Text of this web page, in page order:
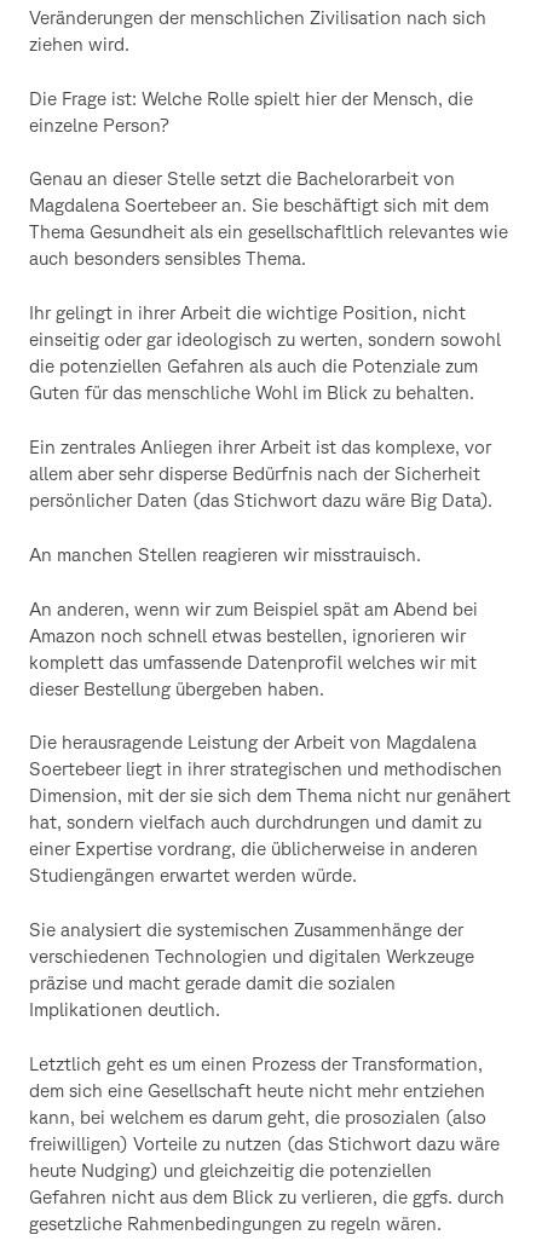
Veränderungen der menschlichen Zivilisation nach sich
ziehen wird.
Die Frage ist: Welche Rolle spielt hier der Mensch, die
einzelne Person?
Genau an dieser Stelle setzt die Bachelorarbeit von
Magdalena Soertebeer an. Sie beschäftigt sich mit dem
Thema Gesundheit als ein gesellschafltlich relevantes wie
auch besonders sensibles Thema.
Ihr gelingt in ihrer Arbeit die wichtige Position, nicht
einseitig oder gar ideologisch zu werten, sondern sowohl
die potenziellen Gefahren als auch die Potenziale zum
Guten für das menschliche Wohl im Blick zu behalten.
Ein zentrales Anliegen ihrer Arbeit ist das komplexe, vor
allem aber sehr disperse Bedürfnis nach der Sicherheit
persönlicher Daten (das Stichwort dazu wäre Big Data).
An manchen Stellen reagieren wir misstrauisch.
An anderen, wenn wir zum Beispiel spät am Abend bei
Amazon noch schnell etwas bestellen, ignorieren wir
komplett das umfassende Datenprofil welches wir mit
dieser Bestellung übergeben haben.
Die herausragende Leistung der Arbeit von Magdalena
Soertebeer liegt in ihrer strategischen und methodischen
Dimension, mit der sie sich dem Thema nicht nur genähert
hat, sondern vielfach auch durchdrungen und damit zu
einer Expertise vordrang, die üblicherweise in anderen
Studiengängen erwartet werden würde.
Sie analysiert die systemischen Zusammenhänge der
verschiedenen Technologien und digitalen Werkzeuge
präzise und macht gerade damit die sozialen
Implikationen deutlich.
Letztlich geht es um einen Prozess der Transformation,
dem sich eine Gesellschaft heute nicht mehr entziehen
kann, bei welchem es darum geht, die prosozialen (also
freiwilligen) Vorteile zu nutzen (das Stichwort dazu wäre
heute Nudging) und gleichzeitig die potenziellen
Gefahren nicht aus dem Blick zu verlieren, die ggfs. durch
gesetzliche Rahmenbedingungen zu regeln wären.